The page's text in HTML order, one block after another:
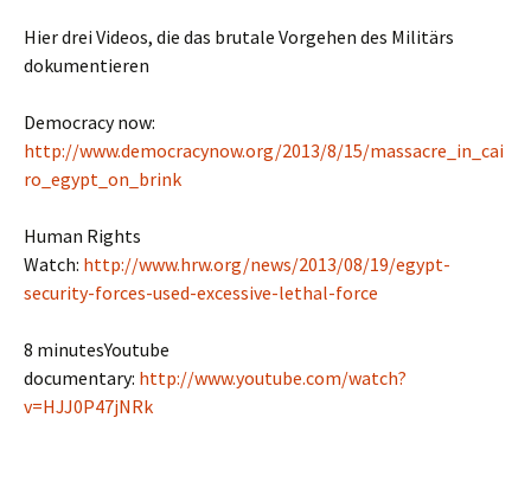
Hier drei Videos, die das brutale Vorgehen des Militärs
dokumentieren
Democracy now:
http://www.democracynow.org/2013/8/15/massacre_in_cai
ro_egypt_on_brink
Human Rights
Watch: http://www.hrw.org/news/2013/08/19/egypt-
security-forces-used-excessive-lethal-force
8 minutesYoutube
documentary: http://www.youtube.com/watch?
v=HJJ0P47jNRk